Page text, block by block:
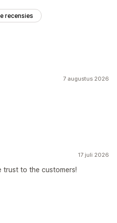
recensies
7 augustus 2026
17 juli 2026
trust to the customers!